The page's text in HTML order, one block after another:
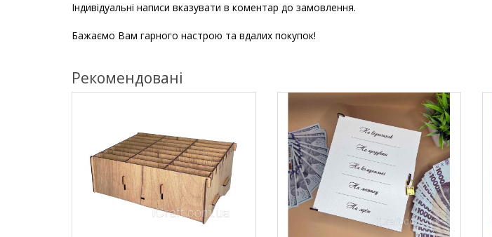
Індивідуальні написи вказувати в коментар до замовлення.
Бажаємо Вам гарного настрою та вдалих покупок!
Рекомендовані